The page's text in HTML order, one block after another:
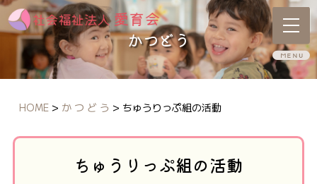
かつどう
HOME> か つ ど う > ちゅうりっぷ組の活動
ちゅうりっぷ組の活動